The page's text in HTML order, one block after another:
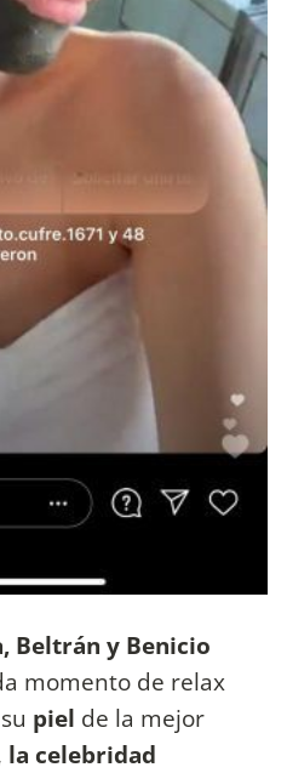
Beltrán y Benicio
momento de relax
su piel de la mejor
la celebridad